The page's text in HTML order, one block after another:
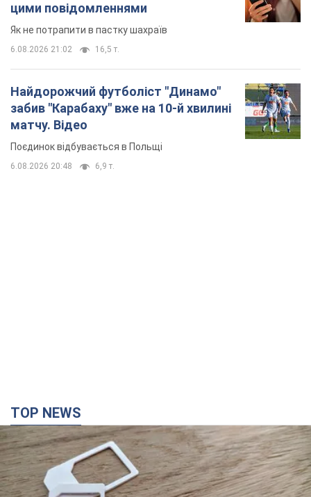
цими повідомленнями
Як не потрапити в пастку шахраїв
6.08.2026 21:02 16,5 т.
Найдорожчий футболіст "Динамо"
забив "Карабаху" вже на 10-й хвилині
матчу. Відео
Поєдинок відбувається в Польщі
6.08.2026 20:48 6,9 т.
TOP NEWS